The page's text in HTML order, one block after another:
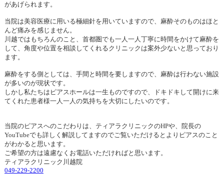
があげられます。
当院は美容医療に用いる極細針を用いていますので、麻酔そのものはほと
んど痛みを感じません。
川越ではもちろんのこと、首都圏でも一人一人丁寧に時間をかけて麻酔を
して、角度や位置を相談してくれるクリニックは案外少ないと思っており
ます。
麻酔をする側としては、手間と時間を要しますので、麻酔は行わない施設
が多いのが現状です。
しかし私たちはピアスホールは一生ものですので、ドキドキして開けに来
てくれた患者様一人一人の気持ちを大切にしたいのです。
当院のピアスへのこだわりは、ティアラクリニックのHPや、院長の
YouTubeでも詳しく解説してますのでご覧いただけるとよりピアスのこと
がわかると思います。
ご希望の方は遠慮なくお電話いただければと思います。
ティアラクリニック川越院
049-229-2200